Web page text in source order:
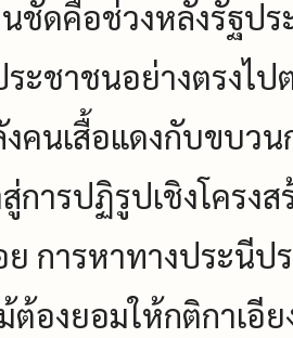
ชัดคือช่วงหลังรัฐป
ะชาชนอย่างตรงไป
คนเสื้อแดงกับขบว
การปฏิรูปเชิงโครง
การหาทางประนี
ม้ต้องยอมให้กติกาเ